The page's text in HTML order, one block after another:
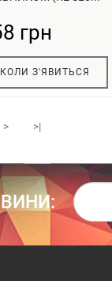
грн
З'ЯВИТЬСЯ
> >|